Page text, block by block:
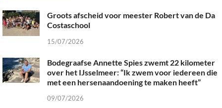
Groots afscheid voor meester Robert van de Da
Costaschool
15/07/2026
Bodegraafse Annette Spies zwemt 22 kilometer
over het IJsselmeer: “Ik zwem voor iedereen die
met een hersenaandoening te maken heeft”
09/07/2026